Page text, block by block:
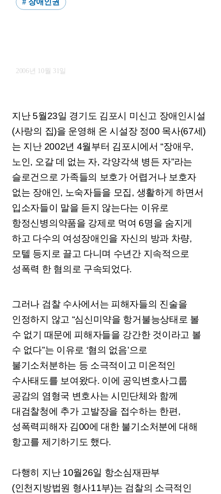
# 장애인권
2006년 10월 31일
지난 5월23일 경기도 김포시 미신고 장애인시설
(사랑의 집)을 운영해 온 시설장 정00 목사(67세)
는 지난 2002년 4월부터 김포시에서 “장애우,
노인, 오갈 데 없는 자, 각양각색 병든 자”라는
슬로건으로 가족들의 보호가 어렵거나 보호자
없는 장애인, 노숙자들을 모집, 생활하게 하면서
입소자들이 말을 듣지 않는다는 이유로
항정신병의약품을 강제로 먹여 6명을 숨지게
하고 다수의 여성장애인을 자신의 방과 차량,
모텔 등지로 끌고 다니며 수년간 지속적으로
성폭력 한 혐의로 구속되었다.
그러나 검찰 수사에서는 피해자들의 진술을
인정하지 않고 “심신미약을 항거불능상태로 볼
수 없기 때문에 피해자들을 강간한 것이라고 볼
수 없다”는 이유로 ‘혐의 없음’으로
불기소처분하는 등 소극적이고 미온적인
수사태도를 보여왔다. 이에 공익변호사그룹
공감의 염형국 변호사는 시민단체와 함께
대검찰청에 추가 고발장을 접수하는 한편,
성폭력피해자 김00에 대한 불기소처분에 대해
항고를 제기하기도 했다.
다행히 지난 10월26일 항소심재판부
(인천지방법원 형사11부)는 검찰의 소극적인